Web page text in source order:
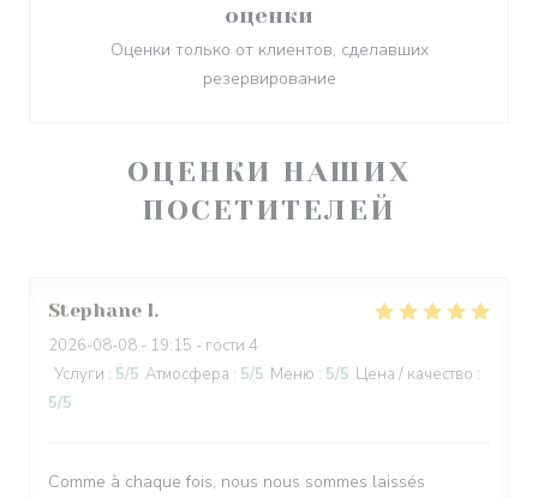
ОЦЕНКИ НАШИХ
ПОСЕТИТЕЛЕЙ
Stephane I
2026-08-08 - 19:15 - гости 4
Услуги : 5/5 Атмосфера : 5/5 Меню : 5/5 Цена / качество :
5/5
Comme à chaque fois, nous nous sommes laissés
оценки
Оценки только от клиентов, сделавших
резервирование